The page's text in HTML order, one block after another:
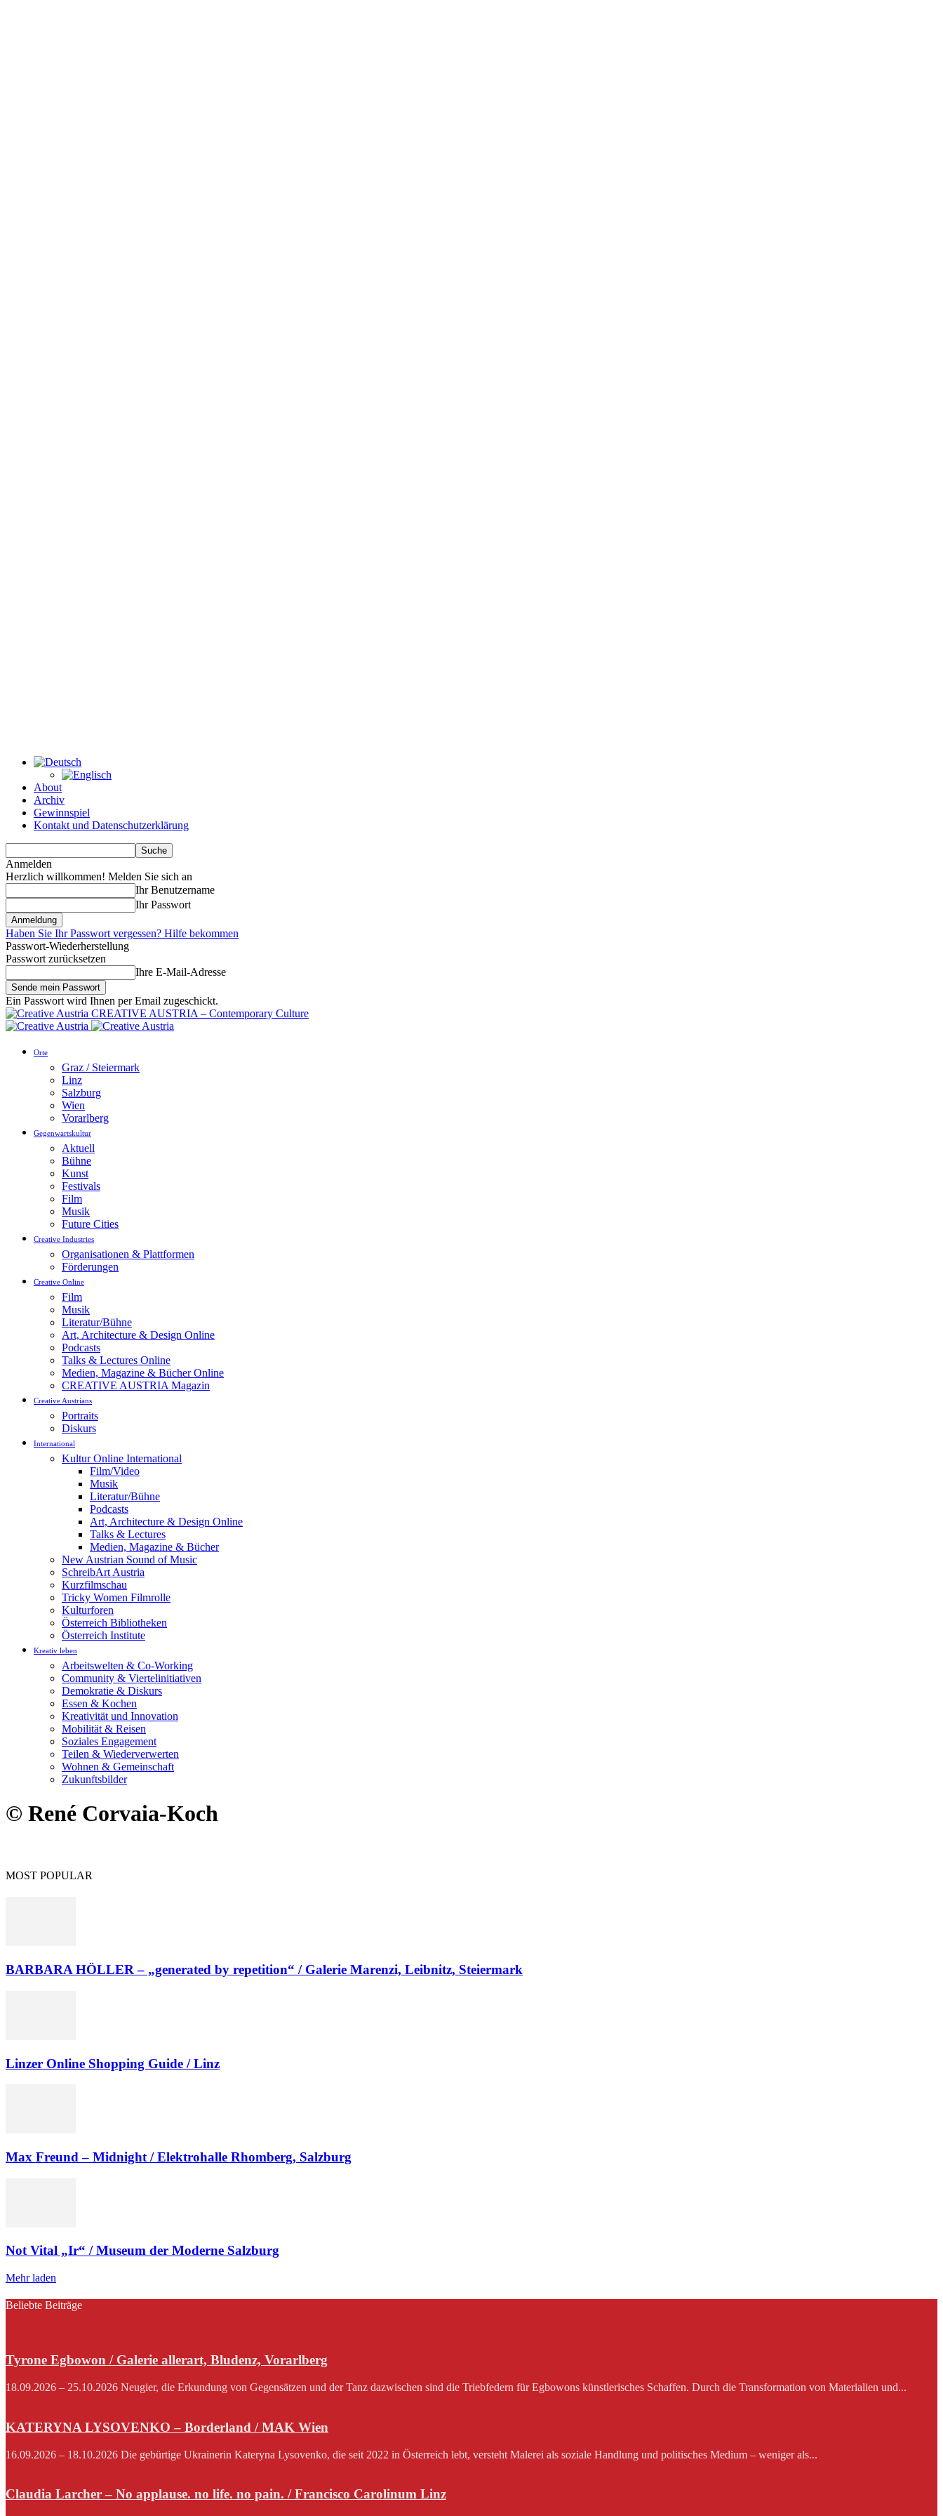
About
Archiv
Gewinnspiel
Kontakt und Datenschutzerklärung
Anmelden
Herzlich willkommen! Melden Sie sich an
Ihr Benutzername
Ihr Passwort
Haben Sie Ihr Passwort vergessen? Hilfe bekommen
Passwort-Wiederherstellung
Passwort zurücksetzen
Ihre E-Mail-Adresse
Ein Passwort wird Ihnen per Email zugeschickt.
CREATIVE AUSTRIA – Contemporary Culture
Orte
Graz / Steiermark
Linz
Salzburg
Wien
Vorarlberg
Gegenwartskultur
Aktuell
Bühne
Kunst
Festivals
Film
Musik
Future Cities
Creative Industries
Organisationen & Plattformen
Förderungen
Creative Online
Film
Musik
Literatur/Bühne
Art, Architecture & Design Online
Podcasts
Talks & Lectures Online
Medien, Magazine & Bücher Online
CREATIVE AUSTRIA Magazin
Creative Austrians
Portraits
Diskurs
International
Kultur Online International
Film/Video
Musik
Literatur/Bühne
Podcasts
Art, Architecture & Design Online
Talks & Lectures
Medien, Magazine & Bücher
New Austrian Sound of Music
SchreibArt Austria
Kurzfilmschau
Tricky Women Filmrolle
Kulturforen
Österreich Bibliotheken
Österreich Institute
Kreativ leben
Arbeitswelten & Co-Working
Community & Viertelinitiativen
Demokratie & Diskurs
Essen & Kochen
Kreativität und Innovation
Mobilität & Reisen
Soziales Engagement
Teilen & Wiederverwerten
Wohnen & Gemeinschaft
Zukunftsbilder
© René Corvaia-Koch
MOST POPULAR
BARBARA HÖLLER – „generated by repetition“ / Galerie Marenzi, Leibnitz, Steiermark
Linzer Online Shopping Guide / Linz
Max Freund – Midnight / Elektrohalle Rhomberg, Salzburg
Not Vital „Ir“ / Museum der Moderne Salzburg
Mehr laden
Beliebte Beiträge
Tyrone Egbowon / Galerie allerart, Bludenz, Vorarlberg
18.09.2026 – 25.10.2026 Neugier, die Erkundung von Gegensätzen und der Tanz dazwischen sind die Triebfedern für Egbowons künstlerisches Schaffen. Durch die Transformation von Materialien und...
KATERYNA LYSOVENKO – Borderland / MAK Wien
16.09.2026 – 18.10.2026 Die gebürtige Ukrainerin Kateryna Lysovenko, die seit 2022 in Österreich lebt, versteht Malerei als soziale Handlung und politisches Medium – weniger als...
Claudia Larcher – No applause. no life. no pain. / Francisco Carolinum Linz